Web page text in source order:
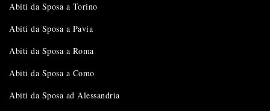
Abiti da Sposa a Torino
Abiti da Sposa a Pavia
Abiti da Sposa a Roma
Abiti da Sposa a Como
Abiti da Sposa ad Alessandria